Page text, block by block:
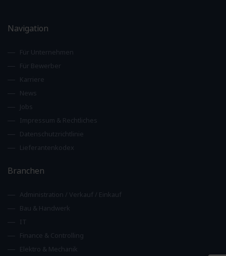
Navigation
Für Unternehmen
Für Bewerber
Karriere
News
Jobs
Impressum & Rechtliches
Datenschutzrichtlinie
Lieferantenkodex
Branchen
Administration / Verkauf / Einkauf
Bau & Handwerk
IT
Finance & Controlling
Elektro & Mechanik